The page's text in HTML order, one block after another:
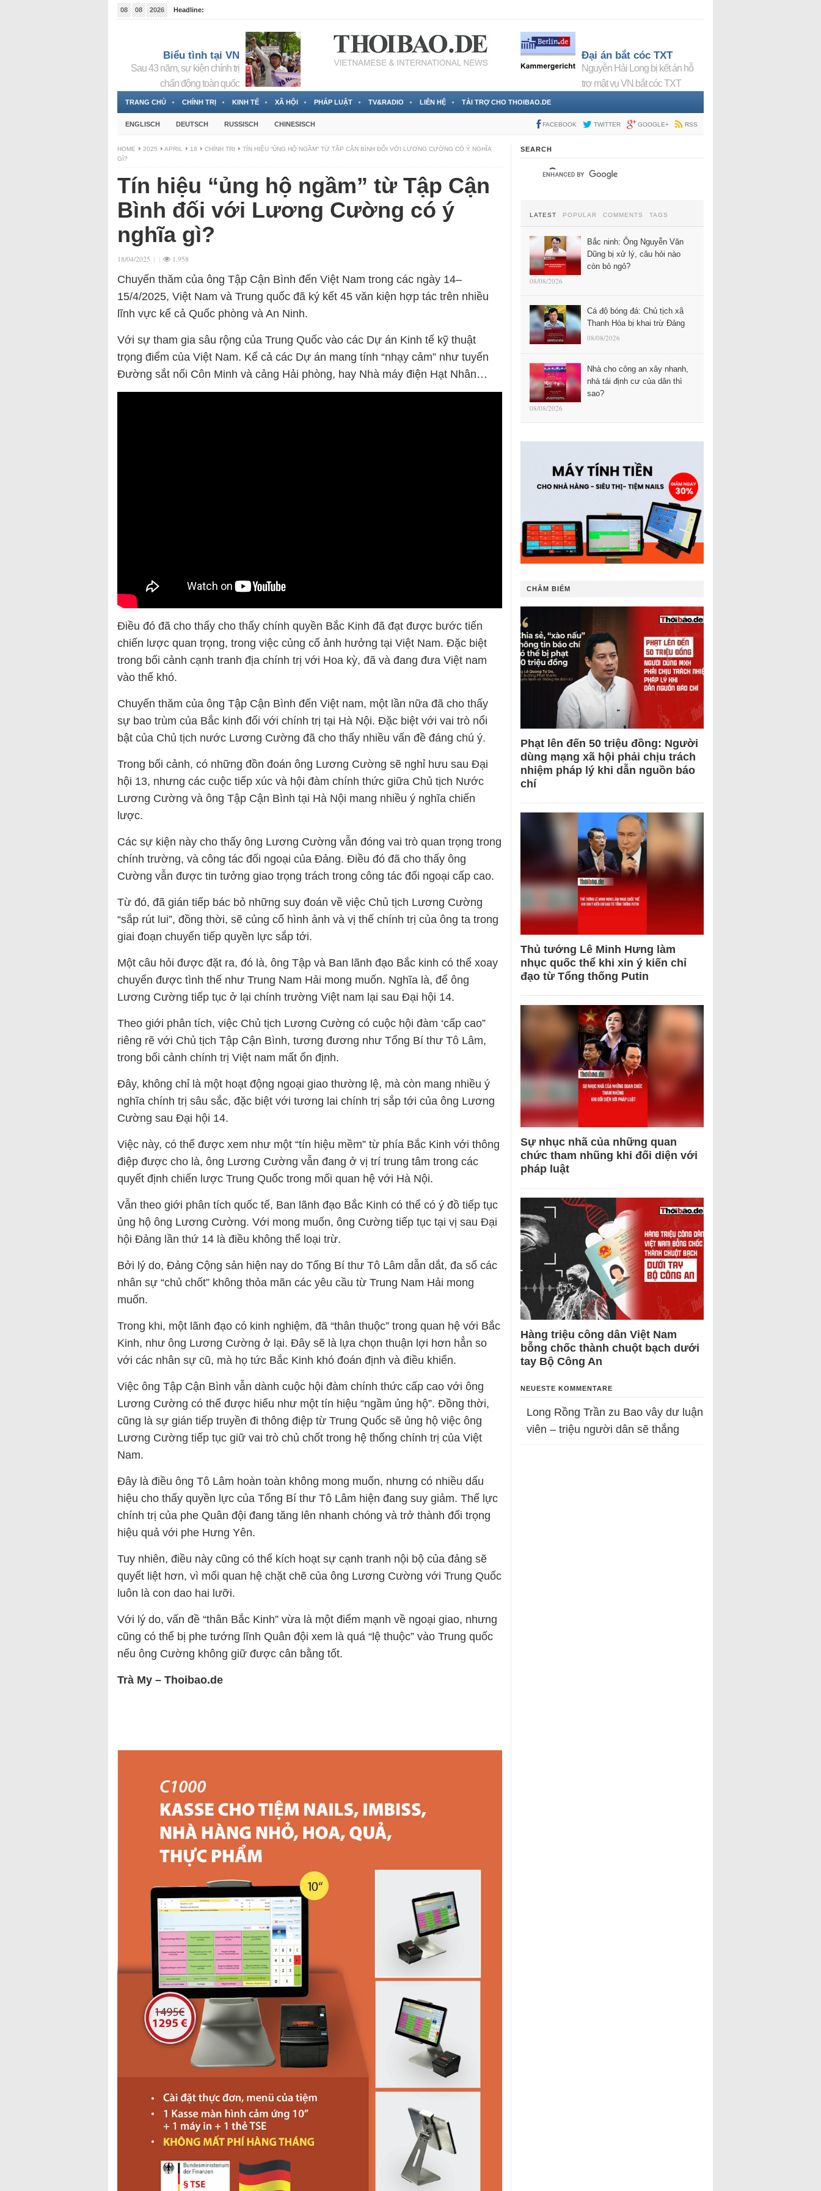
08 08 2026
Headline:
Biểu tình tại VN
Sau 43 năm, sự kiện chính trị
chấn động toàn quốc
Đại án bắt cóc TXT
Nguyễn Hải Long bị kết án hỗ
trợ mật vụ VN bắt cóc TXT
TRANG CHỦ CHÍNH TRỊ KINH TẾ XÃ HỘI PHÁP LUẬT TV&RADIO LIÊN HỆ TÀI TRỢ CHO THOIBAO.DE
ENGLISCH DEUTSCH RUSSISCH CHINESISCH FACEBOOK TWITTER GOOGLE+ RSS
HOME 2025 APRIL 18 CHÍNH TRỊ
TÍN HIỆU “ỦNG HỘ NGẦM” TỪ TẬP CẬN BÌNH ĐỐI VỚI LƯƠNG CƯỜNG CÓ Ý NGHĨA
GÌ?
Tín hiệu “ủng hộ ngầm” từ Tập Cận
Bình đối với Lương Cường có ý
nghĩa gì?
18/04/2025 | | 1.958
Chuyến thăm của ông Tập Cận Bình đến Việt Nam trong các ngày 14–
15/4/2025, Việt Nam và Trung quốc đã ký kết 45 văn kiện hợp tác trên nhiều
lĩnh vực kể cả Quốc phòng và An Ninh.
Với sự tham gia sâu rộng của Trung Quốc vào các Dự án Kinh tế kỹ thuật
trọng điểm của Việt Nam. Kể cả các Dự án mang tính “nhạy cảm” như tuyến
Đường sắt nối Côn Minh và cảng Hải phòng, hay Nhà máy điện Hạt Nhân…
Điều đó đã cho thấy cho thấy chính quyền Bắc Kinh đã đạt được bước tiến
chiến lược quan trọng, trong việc củng cố ảnh hưởng tại Việt Nam. Đặc biệt
trong bối cảnh cạnh tranh địa chính trị với Hoa kỳ, đã và đang đưa Việt nam
vào thế khó.
Chuyến thăm của ông Tập Cận Bình đến Việt nam, một lần nữa đã cho thấy
sự bao trùm của Bắc kinh đối với chính trị tại Hà Nội. Đặc biệt với vai trò nổi
bật của Chủ tịch nước Lương Cường đã cho thấy nhiều vấn đề đáng chú ý.
Trong bối cảnh, có những đồn đoán ông Lương Cường sẽ nghỉ hưu sau Đại
hội 13, nhưng các cuộc tiếp xúc và hội đàm chính thức giữa Chủ tịch Nước
Lương Cường và ông Tập Cận Bình tại Hà Nội mang nhiều ý nghĩa chiến
lược.
Các sự kiện này cho thấy ông Lương Cường vẫn đóng vai trò quan trọng trong
chính trường, và công tác đối ngoại của Đảng. Điều đó đã cho thấy ông
Cường vẫn được tin tưởng giao trọng trách trong công tác đối ngoại cấp cao.
Từ đó, đã gián tiếp bác bỏ những suy đoán về việc Chủ tịch Lương Cường
“sắp rút lui”, đồng thời, sẽ củng cố hình ảnh và vị thế chính trị của ông ta trong
giai đoạn chuyển tiếp quyền lực sắp tới.
Một câu hỏi được đặt ra, đó là, ông Tập và Ban lãnh đạo Bắc kinh có thể xoay
chuyển được tình thế như Trung Nam Hải mong muốn. Nghĩa là, để ông
Lương Cường tiếp tục ở lại chính trường Việt nam lại sau Đại hội 14.
Theo giới phân tích, việc Chủ tịch Lương Cường có cuộc hội đàm ‘cấp cao”
riêng rẽ với Chủ tịch Tập Cận Bình, tương đương như Tổng Bí thư Tô Lâm,
trong bối cảnh chính trị Việt nam mất ổn định.
Đây, không chỉ là một hoạt động ngoại giao thường lệ, mà còn mang nhiều ý
nghĩa chính trị sâu sắc, đặc biệt với tương lai chính trị sắp tới của ông Lương
Cường sau Đại hội 14.
Việc này, có thể được xem như một “tín hiệu mềm” từ phía Bắc Kinh với thông
điệp được cho là, ông Lương Cường vẫn đang ở vị trí trung tâm trong các
quyết định chiến lược Trung Quốc trong mối quan hệ với Hà Nội.
Vẫn theo giới phân tích quốc tế, Ban lãnh đạo Bắc Kinh có thể có ý đồ tiếp tục
ủng hộ ông Lương Cường. Với mong muốn, ông Cường tiếp tục tại vị sau Đại
hội Đảng lần thứ 14 là điều không thể loại trừ.
Bởi lý do, Đảng Cộng sản hiện nay do Tổng Bí thư Tô Lâm dẫn dắt, đa số các
nhân sự “chủ chốt” không thỏa mãn các yêu cầu từ Trung Nam Hải mong
muốn.
Trong khi, một lãnh đạo có kinh nghiệm, đã “thân thuộc” trong quan hệ với Bắc
Kinh, như ông Lương Cường ở lại. Đây sẽ là lựa chọn thuận lợi hơn hẳn so
với các nhân sự cũ, mà họ tức Bắc Kinh khó đoán định và điều khiển.
Việc ông Tập Cận Bình vẫn dành cuộc hội đàm chính thức cấp cao với ông
Lương Cường có thể được hiểu như một tín hiệu “ngầm ủng hộ”. Đồng thời,
cũng là sự gián tiếp truyền đi thông điệp từ Trung Quốc sẽ ủng hộ việc ông
Lương Cường tiếp tục giữ vai trò chủ chốt trong hệ thống chính trị của Việt
Nam.
Đây là điều ông Tô Lâm hoàn toàn không mong muốn, nhưng có nhiều dấu
hiệu cho thấy quyền lực của Tổng Bí thư Tô Lâm hiện đang suy giảm. Thế lực
chính trị của phe Quân đội đang tăng lên nhanh chóng và trở thành đối trọng
hiệu quả với phe Hưng Yên.
Tuy nhiên, điều này cũng có thể kích hoạt sự cạnh tranh nội bộ của đảng sẽ
quyết liệt hơn, vì mối quan hệ chặt chẽ của ông Lương Cường với Trung Quốc
luôn là con dao hai lưỡi.
Với lý do, vấn đề “thân Bắc Kinh” vừa là một điểm mạnh về ngoại giao, nhưng
cũng có thể bị phe tướng lĩnh Quân đội xem là quá “lệ thuộc” vào Trung quốc
nếu ông Cường không giữ được cân bằng tốt.
Trà My – Thoibao.de
SEARCH
LATEST POPULAR COMMENTS TAGS
Bắc ninh: Ông Nguyễn Văn
Dũng bị xử lý, câu hỏi nào
còn bỏ ngỏ?
08/08/2026
Cá độ bóng đá: Chủ tịch xã
Thanh Hóa bị khai trừ Đảng
08/08/2026
Nhà cho công an xây nhanh,
nhà tái định cư của dân thì
sao?
08/08/2026
CHÂM BIẾM
Phạt lên đến 50 triệu đồng: Người
dùng mạng xã hội phải chịu trách
nhiệm pháp lý khi dẫn nguồn báo
chí
Thủ tướng Lê Minh Hưng làm
nhục quốc thể khi xin ý kiến chỉ
đạo từ Tổng thống Putin
Sự nhục nhã của những quan
chức tham nhũng khi đối diện với
pháp luật
Hàng triệu công dân Việt Nam
bỗng chốc thành chuột bạch dưới
tay Bộ Công An
NEUESTE KOMMENTARE
Long Rồng Trần zu Bao vây dư luận
viên – triệu người dân sẽ thắng